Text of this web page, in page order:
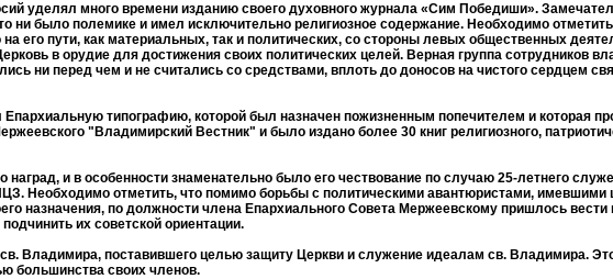
уделял много времени изданию своего духовного журнала «Сим Победиши».
было полемике и имел исключительно религиозное содержание. Необходимо
его пути, как материальных, так и политических, со стороны левых общественных
в орудие для достижения своих политических целей. Верная группа сотрудников
ни перед чем и не считались со средствами, вплоть до доносов на чистого сердцем
типографию, которой был назначен пожизненным попечителем и которая
"Владимирский Вестник" и было издано более 30 книг религиозного,
и в особенности знаменательно было его чествование по случаю 25-летнего
Необходимо отметить, что помимо борьбы с политическими авантюристами, имевшими
назначения, по должности члена Епархиального Совета Мержеевскому пришлось
их советской ориентации.
Владимира, поставившего целью защиту Церкви и служение идеалам св. Владимира.
большинства своих членов.